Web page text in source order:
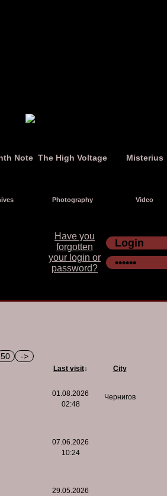
Note The High Voltage Misterius
Photography Video
Have you
forgotten
your login or
password?
50 ->
Last visit↓ City
01.08.2026
02:48
Чернигов
07.06.2026
10:24
29.05.2026